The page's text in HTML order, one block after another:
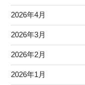
2026年4月
2026年3月
2026年2月
2026年1月